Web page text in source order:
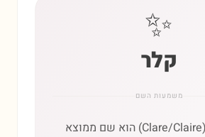
✨
קלר
משמעות השם
השם קלר (Clare/Claire) הוא שם ממוצא